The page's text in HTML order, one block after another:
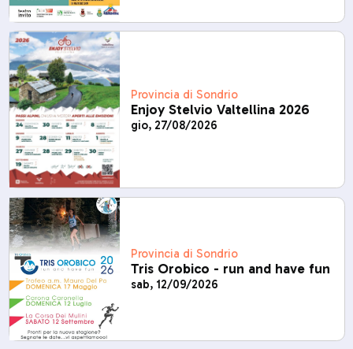
Provincia di Sondrio
Enjoy Stelvio Valtellina 2026
gio, 27/08/2026
Provincia di Sondrio
Tris Orobico - run and have fun
sab, 12/09/2026